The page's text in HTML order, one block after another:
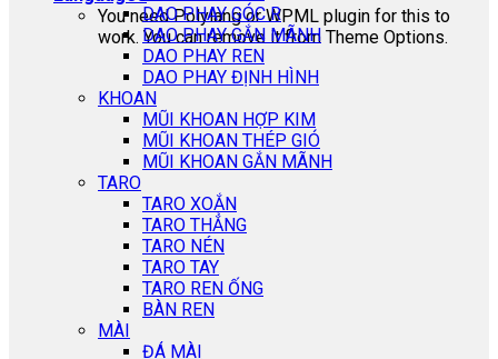
You need Polylang or WPML plugin for this to
work. You can remove it from Theme Options.
DAO PHAY GÓC R
DAO PHAY GẮN MÃNH
DAO PHAY REN
DAO PHAY ĐỊNH HÌNH
KHOAN
MŨI KHOAN HỢP KIM
MŨI KHOAN THÉP GIÓ
MŨI KHOAN GẮN MÃNH
TARO
TARO XOẮN
TARO THẲNG
TARO NÉN
TARO TAY
TARO REN ỐNG
BÀN REN
MÀI
ĐÁ MÀI